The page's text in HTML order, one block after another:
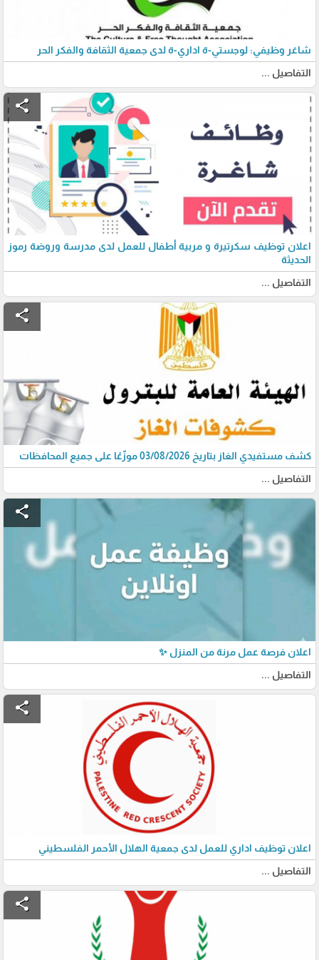
شاغر وظيفي: لوجستي-ة اداري-ة لدى جمعية الثقافة والفكر الحر
التفاصيل ...
share
اعلان توظيف سكرتيرة و مربية أطفال للعمل لدى مدرسة وروضة رموز
الحديثة
التفاصيل ...
share
كشف مستفيدي الغاز بتاريخ 03/08/2026 موزّعًا على جميع المحافظات
التفاصيل ...
share
اعلان فرصة عمل مرنة من المنزل ✨
التفاصيل ...
share
اعلان توظيف اداري للعمل لدى جمعية الهلال الأحمر الفلسطيني
التفاصيل ...
share